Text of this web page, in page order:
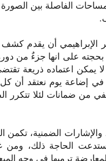
الفاصلة بين الصورة
الإبراهيمي أن
على انها جزءٌ من
يمكن اعتماده ذريعة
في إضاعة يوم نعتقد أن
من ضمانات لئلا تتكرر
والإشارات الضمنية،
الحاجة ذلك، ومن
ترميها في وجه